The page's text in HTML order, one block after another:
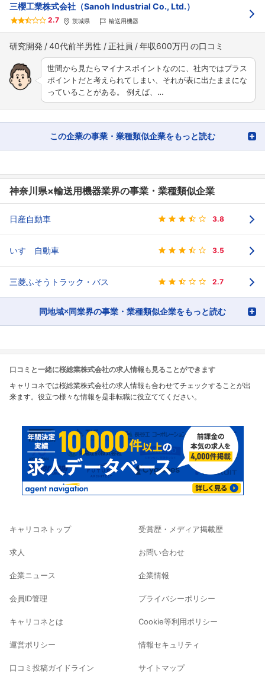
三櫻工業株式会社（Sanoh Industrial Co., Ltd.）
2.7 茨城県 輸送用機器
研究開発 40代前半男性 正社員 年収600万円
世間から見たらマイナスポイントなのに、社内ではプラス
ポイントだと考えられてしまい、それが表に出たままにな
っていることがある。 例えば、…
この企業の事業・業種類似企業をもっと読む
神奈川県×輸送用機器業界の事業・業種類似企業
日産自動車 3.8
いすゞ自動車 3.5
三菱ふそうトラック・バス 2.7
同地域×同業界の事業・業種類似企業をもっと読む
口コミと一緒に桜総業株式会社の求人情報も見ることができます
キャリコネでは桜総業株式会社の求人情報も合わせてチェックすることが出
来ます。役立つ様々な情報を是非転職に役立ててください。
キャリコネトップ
求人
企業ニュース
会員ID管理
キャリコネとは
運営ポリシー
口コミ投稿ガイドライン
受賞歴・メディア掲載歴
お問い合わせ
企業情報
プライバシーポリシー
Cookie等利用ポリシー
情報セキュリティ
サイトマップ